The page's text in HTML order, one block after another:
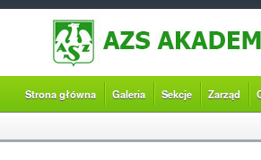
Strona główna Galeria Sekcje Zarząd